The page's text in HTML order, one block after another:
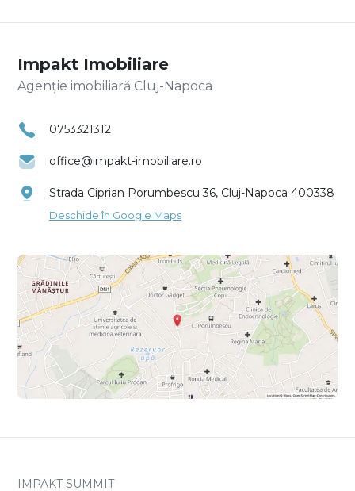
Impakt Imobiliare
Agenție imobiliară Cluj-Napoca
0753321312
office@impakt-imobiliare.ro
Strada Ciprian Porumbescu 36, Cluj-Napoca 400338
Deschide în Google Maps
IMPAKT SUMMIT